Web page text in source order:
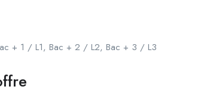
+ 1 / L1, Bac + 2 / L2, Bac + 3 / L3